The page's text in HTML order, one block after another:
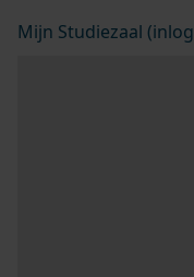
Mijn Studiezaal